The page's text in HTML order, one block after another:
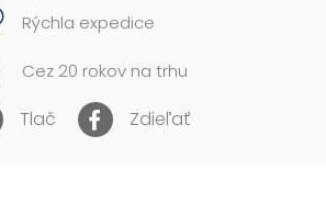
pre deti do 3 rokov. Nebezpečenstvo
a prehltnutia malých častí.
vo vrecku so závesom.
Rýchla expedice
Cez 20 rokov na trhu
Tlač Zdieľať